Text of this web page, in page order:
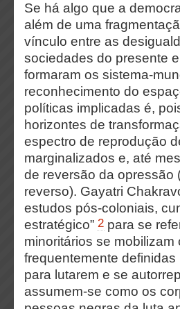
Se há algo que a
além de uma
vínculo entre as
sociedades do presente
formaram os sistema-
reconhecimento do
políticas implicadas é,
horizontes de
espectro de reprodução
marginalizados e, até
de reversão da opressão
reverso). Gayatri
estudos pós-coloniais,
estratégico” 2 para se
minoritários se
frequentemente
para lutarem e se
assumem-se como os